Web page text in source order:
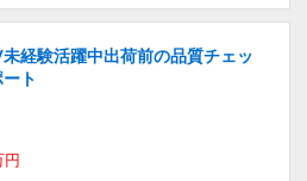
経験活躍中出荷前の品質チェッ
ト
円